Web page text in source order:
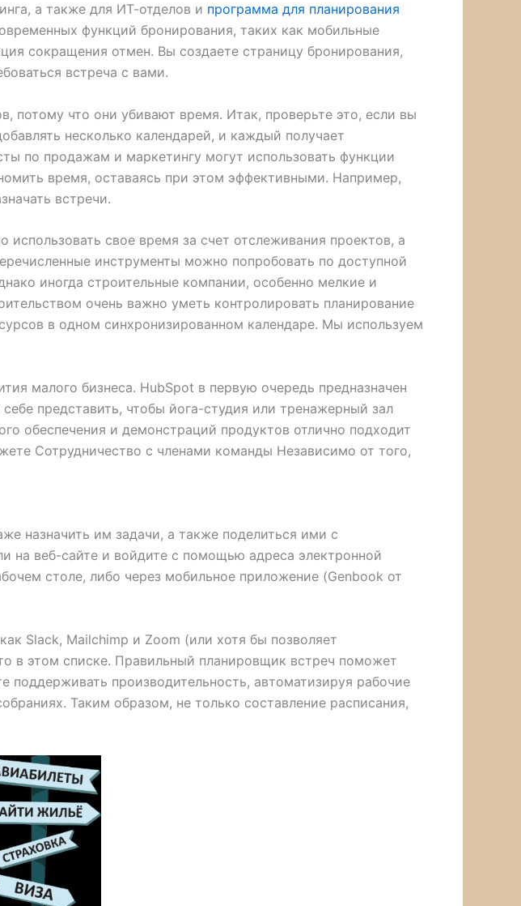
а также для ИТ-отделов и программа для планирования
функций бронирования, таких как мобильные
сокращения отмен. Вы создаете страницу бронирования,
встреча с вами.
потому что они убивают время. Итак, проверьте это, если вы
несколько календарей, и каждый получает
по продажам и маркетингу могут использовать функции
время, оставаясь при этом эффективными. Например,
встречи.
свое время за счет отслеживания проектов, а
инструменты можно попробовать по доступной
иногда строительные компании, особенно мелкие и
очень важно уметь контролировать планирование
в одном синхронизированном календаре. Мы используем
малого бизнеса. HubSpot в первую очередь предназначен
представить, чтобы йога-студия или тренажерный зал
обеспечения и демонстраций продуктов отлично подходит
Сотрудничество с членами команды Независимо от того,
назначить им задачи, а также поделиться ими с
на веб-сайте и войдите с помощью адреса электронной
столе, либо через мобильное приложение (Genbook от
Slack, Mailchimp и Zoom (или хотя бы позволяет
в этом списке. Правильный планировщик встреч поможет
производительность, автоматизируя рабочие
Таким образом, не только составление расписания,